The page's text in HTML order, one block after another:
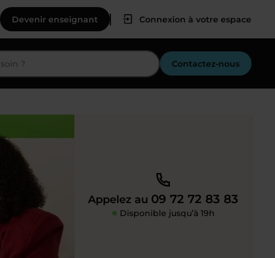
Devenir enseignant Connexion à votre espace
Contactez-nous
Appelez au 09 72 72 83 83
Disponible jusqu’à 19h